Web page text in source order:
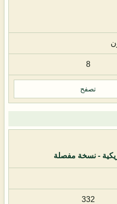
8
تصفح
- نسخة مفصلة
332